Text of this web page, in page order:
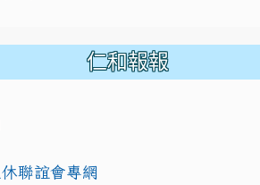
仁和報報
聯誼會專網